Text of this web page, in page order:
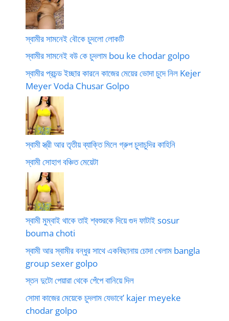
স্বামীর সামনেই বৌকে চুদলো লোকটি
স্বামীর সামনেই বউ কে চুদলাম bou ke chodar golpo
স্বামীর প্রচন্ড ইচ্ছার কারনে কাজের মেয়ের ভোদা চুদে নিল Kejer
Meyer Voda Chusar Golpo
স্বামী স্ত্রী আর তৃতীয় ব্যাক্তি মিলে গ্রুপ চুদাচুদির কাহিনি
স্বামী সোহাগ বঞ্চিত মেয়েটা
স্বামী মুম্বাই থাকে তাই শ্বশুরকে দিয়ে গুদ ফাটাই sosur
bouma choti
স্বামী আর স্বামীর বন্ধুর সাথে একবিছানায় চোদা খেলাম bangla
group sexer golpo
স্তন দুটো পেয়ারা থেকে পেঁপে বানিয়ে দিল
সোমা কাজের মেয়েকে চুদলাম যেভাবে’ kajer meyeke
chodar golpo